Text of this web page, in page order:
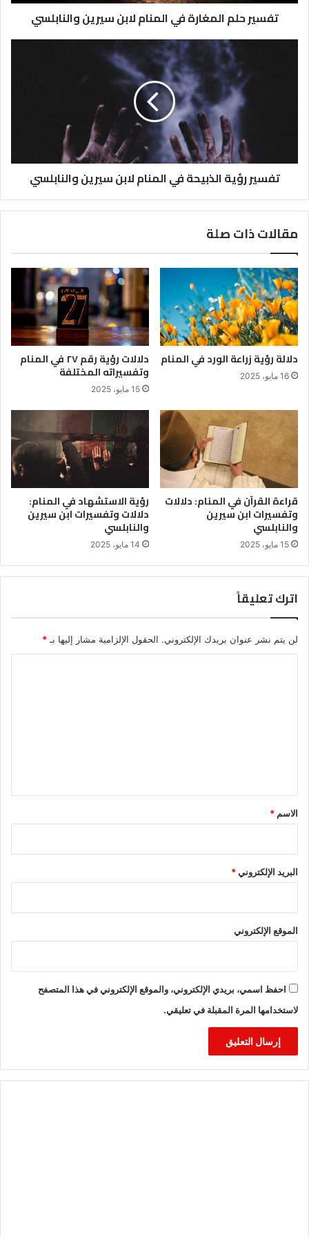
تفسير حلم المغارة في المنام لابن سيرين والنابلسي
تفسير رؤية الذبيحة في المنام لابن سيرين والنابلسي
مقالات ذات صلة
دلالة رؤية زراعة الورد في المنام
16 مايو، 2025
دلالات رؤية رقم ٢٧ في المنام
وتفسيراته المختلفة
15 مايو، 2025
قراءة القرآن في المنام: دلالات
وتفسيرات ابن سيرين
والنابلسي
15 مايو، 2025
رؤية الاستشهاد في المنام:
دلالات وتفسيرات ابن سيرين
والنابلسي
14 مايو، 2025
اترك تعليقاً
لن يتم نشر عنوان بريدك الإلكتروني. الحقول الإلزامية مشار إليها بـ *
*
الاسم *
البريد الإلكتروني*
الموقع الإلكتروني
احفظ اسمي، بريدي الإلكتروني، والموقع الإلكتروني في هذا المتصفح
لاستخدامها المرة المقبلة في تعليقي.